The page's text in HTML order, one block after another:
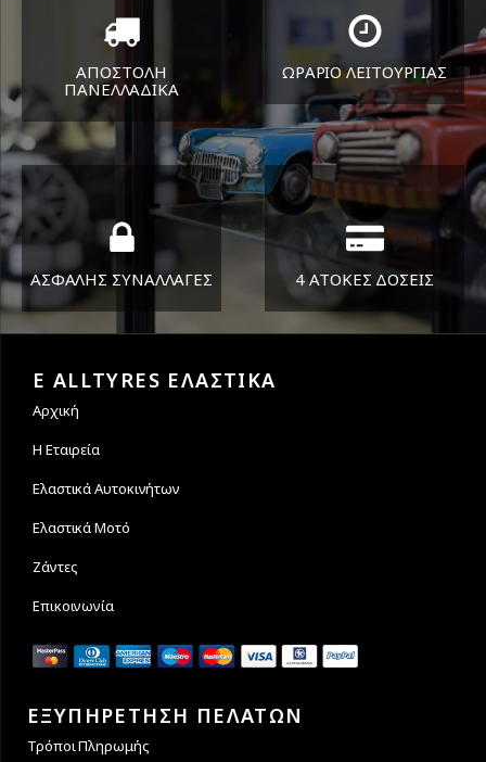
ΑΠΟΣΤΟΛΗ
ΠΑΝΕΛΛΑΔΙΚA
Όπου και αν είστε θα σας
στείλουμε τα ελαστικά σας
ΩΡΑΡΙΟ ΛΕΙΤΟΥΡΓΙΑΣ
ΔΕΥ-ΠΑΡ 8:30-17:30
ΣΑΒ 8:30-13:30
ΑΣΦΑΛΗΣ ΣΥΝΑΛΛΑΓΕΣ 4 ΑΤΟΚΕΣ ΔΟΣΕΙΣ
E ALLTYRES ΕΛΑΣΤΙΚΑ
Αρχική
Η Εταιρεία
Ελαστικά Αυτοκινήτων
Ελαστικά Μοτό
Ζάντες
Επικοινωνία
ΕΞΥΠΗΡΕΤΗΣΗ ΠΕΛΑΤΩΝ
Τρόποι Πληρωμής